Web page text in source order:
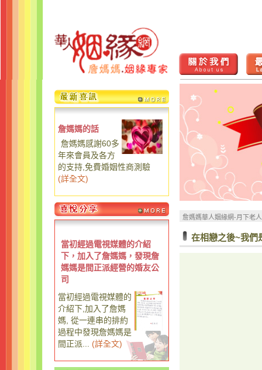
詹媽媽的話
詹媽媽感謝60多
年來會員及各方
的支持,免費婚姻性商測驗
(詳全文)
當初經過電視媒體的介紹
下，加入了詹媽媽，發現詹
媽媽是間正派經營的婚友公
司
當初經過電視媒體的
介紹下,加入了詹媽
媽, 從一連串的排約
過程中發現詹媽媽是
間正派...
(詳全文)
詹媽媽華人姻緣網-月下老
在相戀之後~我